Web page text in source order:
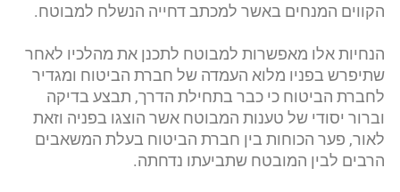
הקווים המנחים באשר למכתב דחייה הנשלח למבוטח.
הנחיות אלו מאפשרות למבוטח לתכנן את מהלכיו לאחר
שתיפרש בפניו מלוא העמדה של חברת הביטוח ומגדיר
לחברת הביטוח כי כבר בתחילת הדרך, תבצע בדיקה
וברור יסודי של טענות המבוטח אשר הוצגו בפניה וזאת
לאור, פער הכוחות בין חברת הביטוח בעלת המשאבים
הרבים לבין המובטח שתביעתו נדחתה.